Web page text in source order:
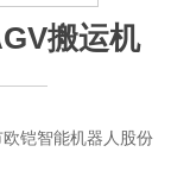
搬运机
铠智能机器人股份